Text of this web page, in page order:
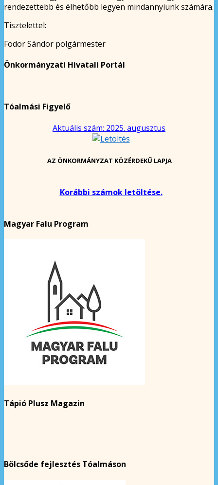
rendezettebb és élhetőbb legyen mindannyiunk számára.
Tisztelettel:
Fodor Sándor polgármester
Önkormányzati Hivatali Portál
Tóalmási Figyelő
Aktuális szám: 2025. augusztus
AZ ÖNKORMÁNYZAT KÖZÉRDEKŰ LAPJA
Korábbi számok letöltése.
Magyar Falu Program
Tápió Plusz Magazin
Bölcsőde fejlesztés Tóalmáson